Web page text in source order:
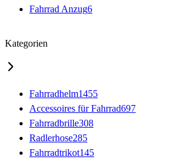
Fahrrad Anzug6
Kategorien
Fahrradhelm1455
Accessoires für Fahrrad697
Fahrradbrille308
Radlerhose285
Fahrradtrikot145